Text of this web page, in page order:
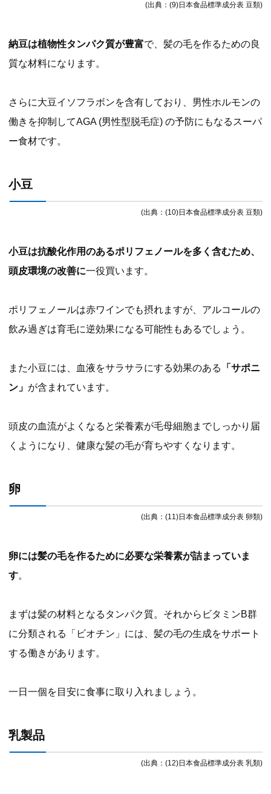
(出典：(9)日本食品標準成分表 豆類)
納豆は植物性タンパク質が豊富で、髪の毛を作るための良
質な材料になります。
さらに大豆イソフラボンを含有しており、男性ホルモンの
働きを抑制してAGA (男性型脱毛症) の予防にもなるスーパ
ー食材です。
小豆
(出典：(10)日本食品標準成分表 豆類)
小豆は抗酸化作用のあるポリフェノールを多く含むため、
頭皮環境の改善に一役買います。
ポリフェノールは赤ワインでも摂れますが、アルコールの
飲み過ぎは育毛に逆効果になる可能性もあるでしょう。
また小豆には、血液をサラサラにする効果のある
「サポニ
ン」 が含まれています。
頭皮の血流がよくなると栄養素が毛母細胞までしっかり届
くようになり、健康な髪の毛が育ちやすくなります。
卵
(出典：(11)日本食品標準成分表 卵類)
卵には髪の毛を作るために必要な栄養素が詰まっていま
す。
まずは髪の材料となるタンパク質。それからビタミンB群
に分類される「ビオチン」には、髪の毛の生成をサポート
する働きがあります。
一日一個を目安に食事に取り入れましょう。
乳製品
(出典：(12)日本食品標準成分表 乳類)